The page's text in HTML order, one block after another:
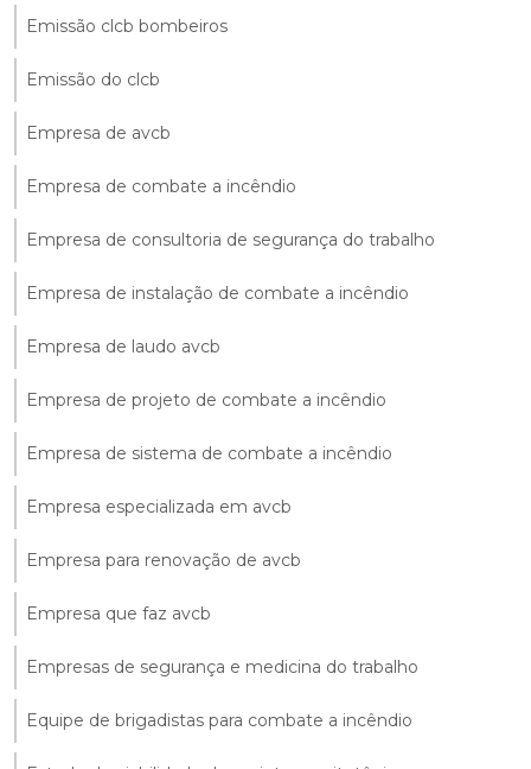
Emissão clcb bombeiros
Emissão do clcb
Empresa de avcb
Empresa de combate a incêndio
Empresa de consultoria de segurança do trabalho
Empresa de instalação de combate a incêndio
Empresa de laudo avcb
Empresa de projeto de combate a incêndio
Empresa de sistema de combate a incêndio
Empresa especializada em avcb
Empresa para renovação de avcb
Empresa que faz avcb
Empresas de segurança e medicina do trabalho
Equipe de brigadistas para combate a incêndio